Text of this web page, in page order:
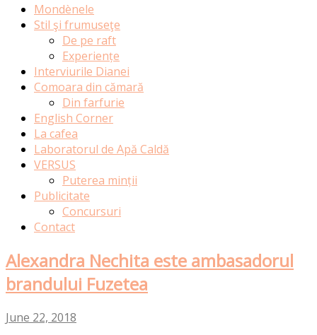
Mondènele
Stil şi frumuseţe
De pe raft
Experiențe
Interviurile Dianei
Comoara din cămară
Din farfurie
English Corner
La cafea
Laboratorul de Apă Caldă
VERSUS
Puterea minții
Publicitate
Concursuri
Contact
Alexandra Nechita este ambasadorul
brandului Fuzetea
June 22, 2018